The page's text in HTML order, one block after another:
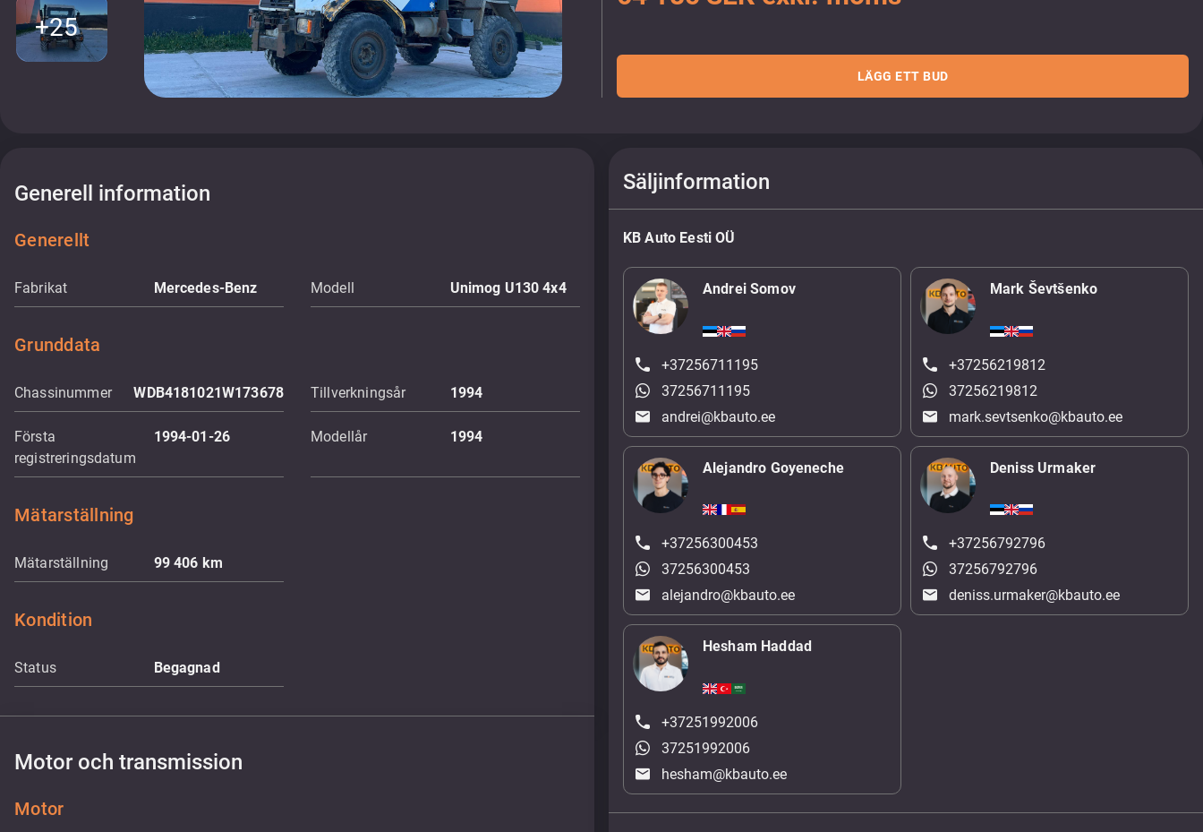
+25
LÄGG ETT BUD
Generell information
Generellt
Fabrikat Mercedes-Benz Modell Unimog U130 4x4
Grunddata
Chassinummer WDB4181021W173678 Tillverkningsår 1994
Första
registreringsdatum
1994-01-26 Modellår 1994
Mätarställning
Mätarställning 99 406 km
Kondition
Status Begagnad
Motor och transmission
Motor
Säljinformation
KB Auto Eesti OÜ
Andrei Somov
+37256711195
37256711195
andrei@kbauto.ee
Mark Ševtšenko
+37256219812
37256219812
mark.sevtsenko@kbauto.ee
Alejandro Goyeneche
+37256300453
37256300453
alejandro@kbauto.ee
Deniss Urmaker
+37256792796
37256792796
deniss.urmaker@kbauto.ee
Hesham Haddad
+37251992006
37251992006
hesham@kbauto.ee